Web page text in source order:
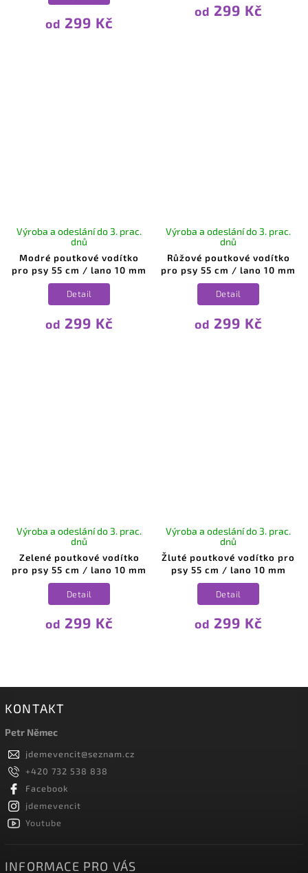
od 299 Kč
od 299 Kč
Modré poutkové vodítko
pro psy 55 cm / lano 10 mm
Výroba a odeslání do 3. prac.
dnů
od 299 Kč
Detail
Růžové poutkové vodítko
pro psy 55 cm / lano 10 mm
Výroba a odeslání do 3. prac.
dnů
od 299 Kč
Detail
Zelené poutkové vodítko
pro psy 55 cm / lano 10 mm
Výroba a odeslání do 3. prac.
dnů
od 299 Kč
Detail
Žluté poutkové vodítko pro
psy 55 cm / lano 10 mm
Výroba a odeslání do 3. prac.
dnů
od 299 Kč
Detail
KONTAKT
Petr Němec
jdemevencit@seznam.cz
+420 732 538 838
Facebook
jdemevencit
Youtube
INFORMACE PRO VÁS